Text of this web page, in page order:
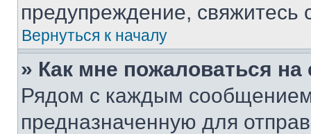
предупреждение,
Вернуться к началу
» Как мне пожаловаться
Рядом с каждым сообщением
предназначенную для